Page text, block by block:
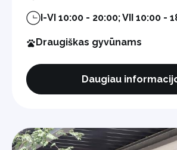
I-VI 10:00 - 20:00; VII 10:00 -
Draugiškas gyvūnams
Daugiau